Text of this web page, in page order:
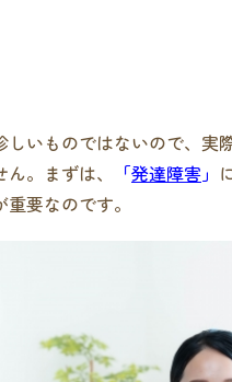
しいものではないので、実
。まずは、
「発達障害」
要なのです。